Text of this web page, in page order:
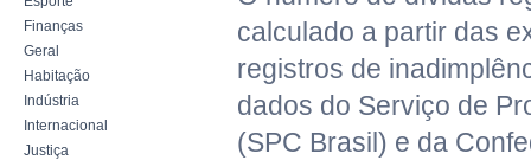
Finanças
Geral
Habitação
Indústria
Internacional
Justiça
calculado a partir das
registros de
dados do Serviço de
(SPC Brasil) e da